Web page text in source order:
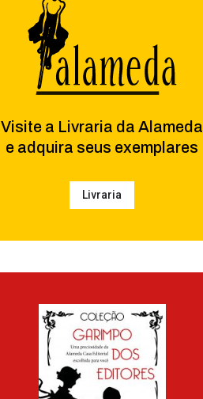
Visite a Livraria da Alameda
e adquira seus exemplares
Livraria